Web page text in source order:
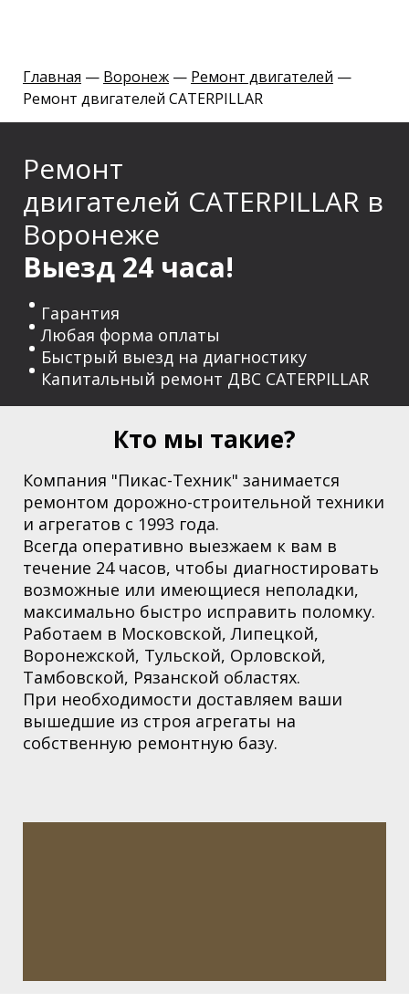
Главная — Воронеж — Ремонт двигателей —
Ремонт двигателей CATERPILLAR
Ремонт
двигателей CATERPILLAR в
Воронеже
Выезд 24 часа!
Гарантия
Любая форма оплаты
Быстрый выезд на диагностику
Капитальный ремонт ДВС CATERPILLAR
Кто мы такие?
Компания "Пикас-Техник" занимается
ремонтом дорожно-строительной техники
и агрегатов с 1993 года.
Всегда оперативно выезжаем к вам в
течение 24 часов, чтобы диагностировать
возможные или имеющиеся неполадки,
максимально быстро исправить поломку.
Работаем в Московской,Липецкой,
Воронежской, Тульской, Орловской,
Тамбовской, Рязанской областях.
При необходимости доставляем ваши
вышедшие из строя агрегаты на
собственную ремонтную базу.